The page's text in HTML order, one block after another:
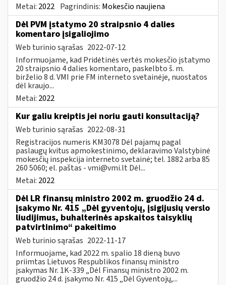
Metai: 2022 Pagrindinis: Mokesčio naujiena
Dėl PVM įstatymo 20 straipsnio 4 dalies
komentaro įsigaliojimo
Web turinio sąrašas 2022-07-12
Informuojame, kad Pridėtinės vertės mokesčio įstatymo
20 straipsnio 4 dalies komentaro, paskelbto š. m.
birželio 8 d. VMI prie FM interneto svetainėje, nuostatos
dėl kraujo...
Metai: 2022
Kur galiu kreiptis jei noriu gauti konsultaciją?
Web turinio sąrašas 2022-08-31
Registracijos numeris KM3078 Dėl pajamų pagal
paslaugų kvitus apmokestinimo, deklaravimo Valstybinė
mokesčių inspekcija interneto svetainė; tel. 1882 arba 85
260 5060; el. paštas -vmi@vmi.ltDėl...
Metai: 2022
Dėl LR finansų ministro 2002 m. gruodžio 24 d.
įsakymo Nr. 415 „Dėl gyventojų, įsigijusių verslo
liudijimus, buhalterinės apskaitos taisyklių
patvirtinimo“ pakeitimo
Web turinio sąrašas 2022-11-17
Informuojame, kad 2022 m. spalio 18 dieną buvo
priimtas Lietuvos Respublikos finansų ministro
įsakymas Nr. 1K-339 „Dėl Finansų ministro 2002 m.
gruodžio 24 d. įsakymo Nr. 415 „Dėl Gyventojų,...